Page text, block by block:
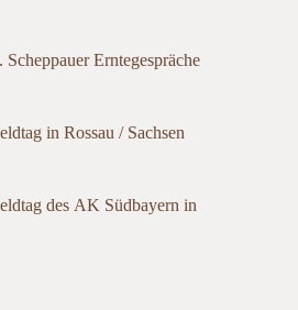
Erntegespräche
in Rossau / Sachsen
des AK Südbayern in